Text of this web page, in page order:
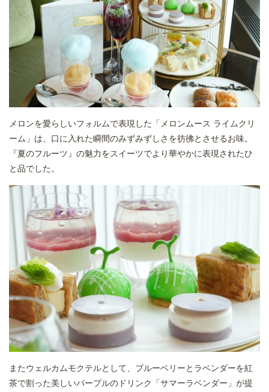
メロンを愛らしいフォルムで表現した「メロンムース ライムクリ
ーム」は、口に入れた瞬間のみずみずしさを彷彿とさせるお味。
『夏のフルーツ』の魅力をスイーツでより華やかに表現されたひ
と品でした。
またウェルカムモクテルとして、ブルーベリーとラベンダーを紅
茶で割った美しいパープルのドリンク「サマーラベンダー」が提